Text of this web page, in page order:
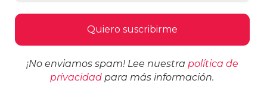
¡No enviamos spam! Lee nuestra política de
privacidad para más información.